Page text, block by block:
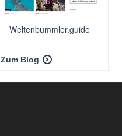
Weltenbummler.guide
Zum Blog